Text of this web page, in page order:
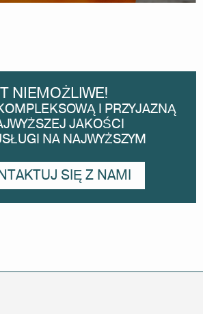
NIEMOŻLIWE!
I PRZYJAZNĄ
JAKOŚCI
NA NAJWYŻSZYM
SIĘ Z NAMI